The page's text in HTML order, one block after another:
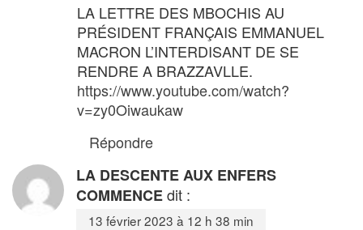
LA LETTRE DES MBOCHIS AU
PRÉSIDENT FRANÇAIS EMMANUEL
MACRON L’INTERDISANT DE SE
RENDRE A BRAZZAVLLE.
https://www.youtube.com/watch?
v=zy0Oiwaukaw
Répondre
LA DESCENTE AUX ENFERS
COMMENCEdit :
13 février 2023 à 12 h 38 min